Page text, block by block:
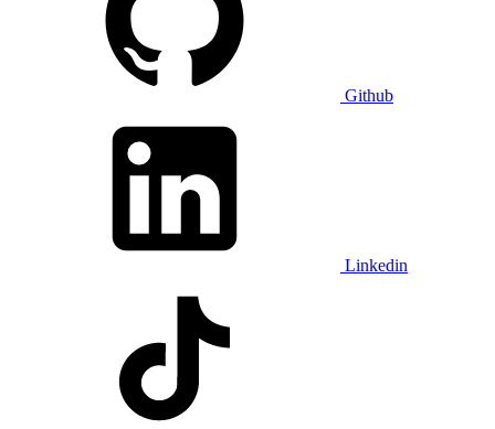
Github
Linkedin